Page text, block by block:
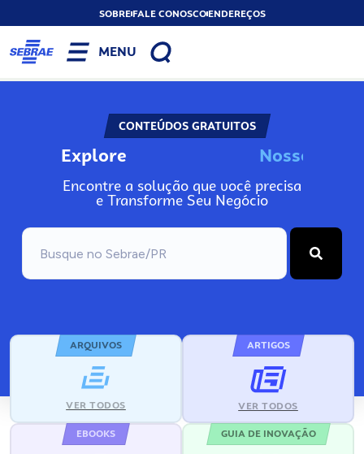
SOBREFALE CONOSCOENDEREÇOS
MENU
CONTEÚDOS GRATUITOS
Explore No
Encontre a solução que você precisa
e Transforme Seu Negócio
ARQUIVOS
VER TODOS
ARTIGOS
VER TODOS
EBOOKS GUIA DE INOVAÇÃO